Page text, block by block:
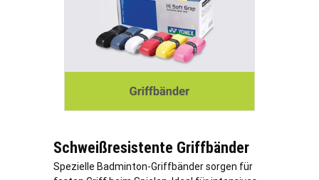
Schweißresistente Griffbänder
Spezielle Badminton-Griffbänder sorgen für